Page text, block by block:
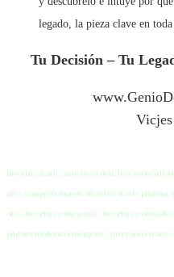
legado, la pieza clave en
Tu Decisión – Tu
Invertir en arte, arte inversión, Inversión
arte, comprar obras de invertir en arte
oleo, invertir en buen arte, invertir en obras de
pintura moderna emergente, inversión en arte